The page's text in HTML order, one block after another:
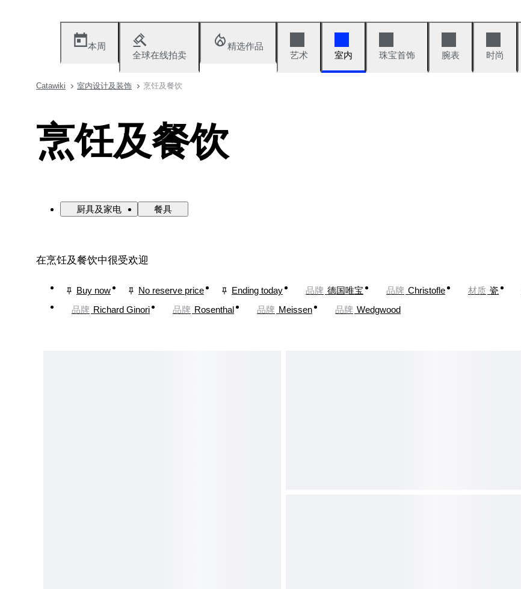
本周
全球在线拍卖
精选作品
艺术
室内 珠宝首饰 腕表 时尚
Catawiki 室内设计及装饰 烹饪及餐饮
烹饪及餐饮
厨具及家电 餐具
在烹饪及餐饮中很受欢迎
Buy now No reserve price Ending today 品牌 德国唯宝 品牌 Christofle 材质 瓷
品牌 Richard Ginori 品牌 Rosenthal 品牌 Meissen 品牌 Wedgwood